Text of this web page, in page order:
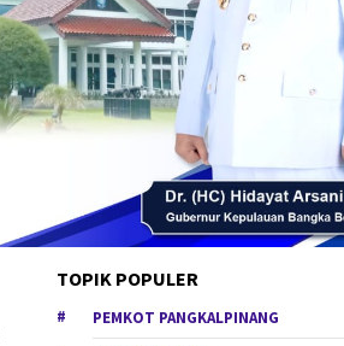
TOPIK POPULER
PEMKOT PANGKALPINANG